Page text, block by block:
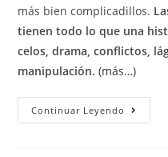
más bien complicadillos.
tienen todo lo que una
celos, drama, conflictos,
manipulación. (más…)
Continuar Leyendo